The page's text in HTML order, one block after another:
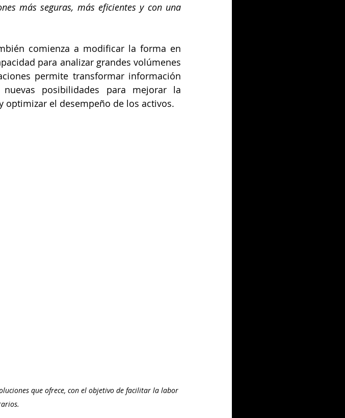
más seguras, más eficientes y con una
comienza a modificar la forma en
para analizar grandes volúmenes
permite transformar información
posibilidades para mejorar la
el desempeño de los activos.
que ofrece, con el objetivo de facilitar la labor